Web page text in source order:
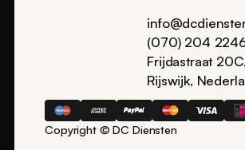
(070) 204
Frijdastraat
Rijswijk,
Copyright © DC Diensten